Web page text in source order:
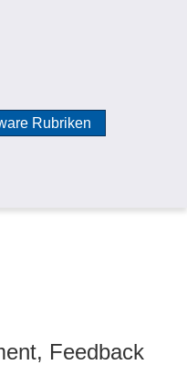
Rubriken
Feedback